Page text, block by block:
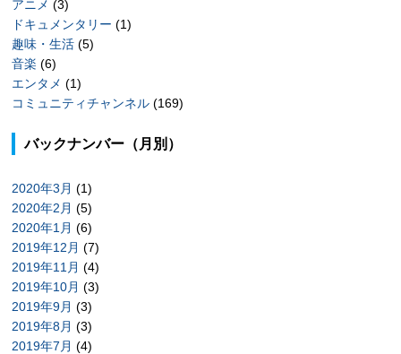
アニメ (3)
ドキュメンタリー (1)
趣味・生活 (5)
音楽 (6)
エンタメ (1)
コミュニティチャンネル (169)
バックナンバー（月別）
2020年3月 (1)
2020年2月 (5)
2020年1月 (6)
2019年12月 (7)
2019年11月 (4)
2019年10月 (3)
2019年9月 (3)
2019年8月 (3)
2019年7月 (4)